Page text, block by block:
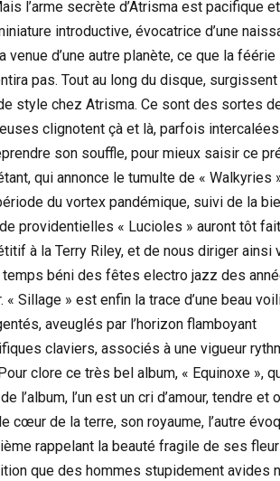
l’arme secrète d’Atrisma est pacifique
introductive, évocatrice d’une
d’une autre planète, ce que la féérie
pas. Tout au long du disque, surgissent
style chez Atrisma. Ce sont des sortes
clignotent çà et là, parfois
son souffle, pour mieux saisir ce
qui annonce le tumulte de « Walkyries
du vortex pandémique, suivi de la
providentielles « Lucioles » auront tôt fait
à la Terry Riley, et de nous diriger ainsi
béni des fêtes electro jazz des
Sillage » est enfin la trace d’une beau
aveuglés par l’horizon flamboyant
claviers, associés à une vigueur
clore ce très bel album, « Equinoxe »,
l’album, l’un est un cri d’amour, tendre et
cœur de la terre, son royaume, l’autre
rappelant la beauté fragile de ses
que des hommes stupidement avides